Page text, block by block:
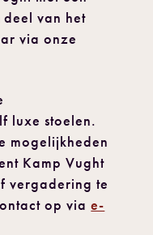
van het
via onze
luxe stoelen.
mogelijkheden
Kamp Vught
vergadering te
op viae-